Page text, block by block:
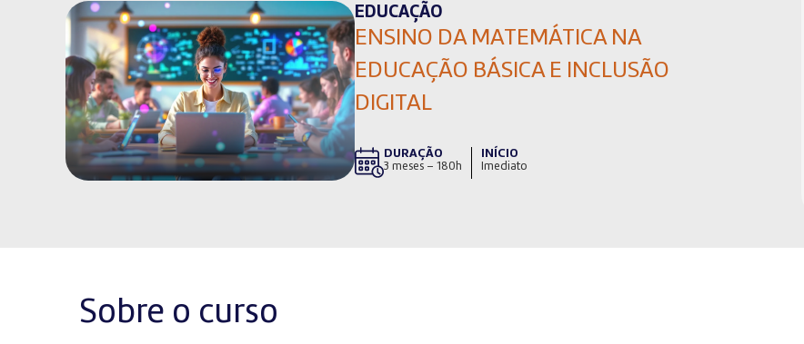
EDUCAÇÃO
ENSINO DA MATEMÁTICA NA
EDUCAÇÃO BÁSICA E INCLUSÃO
DIGITAL
DURAÇÃO
3 meses – 180h
INÍCIO
Imediato
Sobre o curso